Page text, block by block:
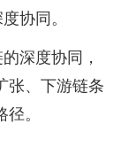
协同。
深度协同，
张、下游链条
。